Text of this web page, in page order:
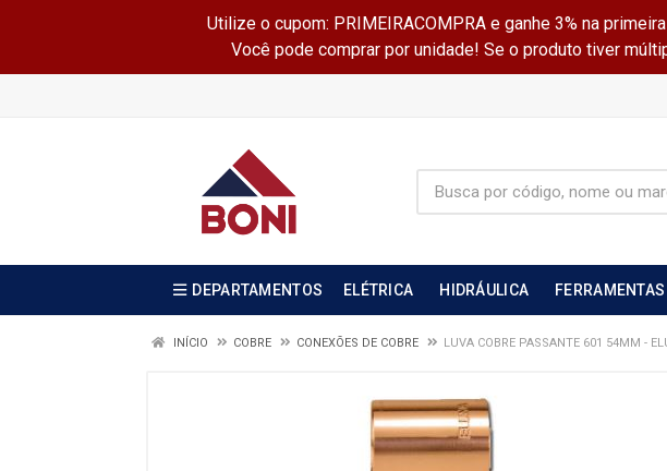
Utilize o cupom: PRIMEIRACOMPRA e ganhe 3% na
Você pode comprar por unidade! Se o produto tiver
DEPARTAMENTOS ELÉTRICA HIDRÁULICA FERRAMENTAS
INÍCIO COBRE CONEXÕES DE COBRE LUVA COBRE PASSANTE 601 54MM -